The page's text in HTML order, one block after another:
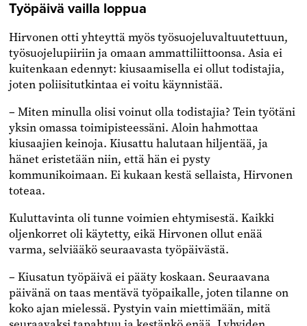
Työpäivä vailla loppua
Hirvonen otti yhteyttä myös työsuojeluvaltuutettuun,
työsuojelupiiriin ja omaan ammattiliittoonsa. Asia ei
kuitenkaan edennyt: kiusaamisella ei ollut todistajia,
joten poliisitutkintaa ei voitu käynnistää.
– Miten minulla olisi voinut olla todistajia? Tein työtäni
yksin omassa toimipisteessäni. Aloin hahmottaa
kiusaajien keinoja. Kiusattu halutaan hiljentää, ja
hänet eristetään niin, että hän ei pysty
kommunikoimaan. Ei kukaan kestä sellaista, Hirvonen
toteaa.
Kuluttavinta oli tunne voimien ehtymisestä. Kaikki
oljenkorret oli käytetty, eikä Hirvonen ollut enää
varma, selviääkö seuraavasta työpäivästä.
– Kiusatun työpäivä ei pääty koskaan. Seuraavana
päivänä on taas mentävä työpaikalle, joten tilanne on
koko ajan mielessä. Pystyin vain miettimään, mitä